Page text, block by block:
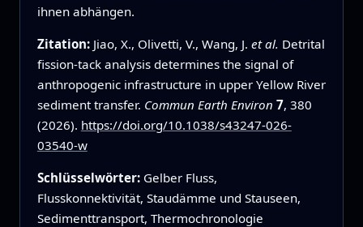
ihnen abhängen.
Zitation: Jiao, X., Olivetti, V., Wang, J. et al. Detrital
fission-tack analysis determines the signal of
anthropogenic infrastructure in upper Yellow River
sediment transfer. Commun Earth Environ 7, 380
(2026). https://doi.org/10.1038/s43247-026-
03540-w
Schlüsselwörter: Gelber Fluss,
Flusskonnektivität, Staudämme und Stauseen,
Sedimenttransport, Thermochronologie